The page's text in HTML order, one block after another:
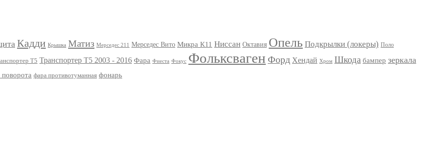
Кадди Крышка Матиз Мерседес 211 Мерседес Вито Микра К11 Ниссан Октавия Опель Подкрылки (локеры) Поло
Т5 Транспортер Т5 2003 - 2016 Фара Фиеста Фокус Фольксваген Форд Хендай Хром Шкода бампер зеркала
поворота фара противотуманная фонарь